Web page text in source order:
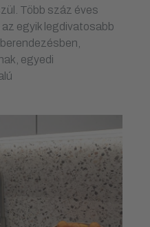
Több száz éves
egyik legdivatosabb
egyedi